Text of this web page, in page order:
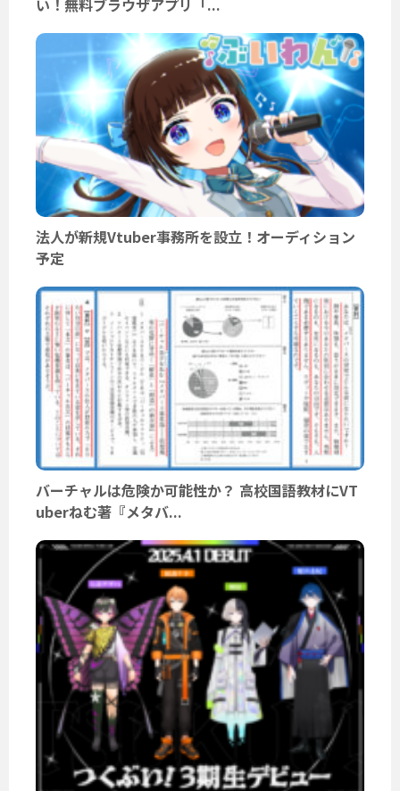
法人が新規Vtuber事務所を設立！オーディション
予定
バーチャルは危険か可能性か？ 高校国語教材にVT
uberねむ著『メタバ...